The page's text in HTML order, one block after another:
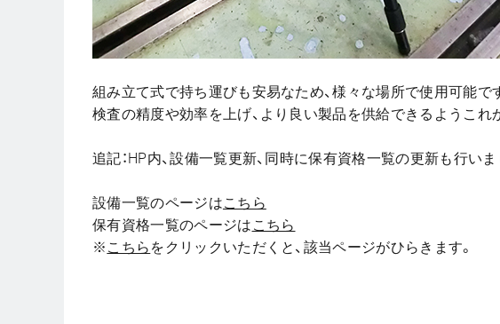
組み立て式で持ち運びも安易なため、様々な場所で使用可能で
検査の精度や効率を上げ、より良い製品を供給できるようこれ
追記：HP内、設備一覧更新、同時に保有資格一覧の更新も行い
設備一覧のページはこちら
保有資格一覧のページは こちら
※ こちら をクリックいただくと、該当ページがひらきます。